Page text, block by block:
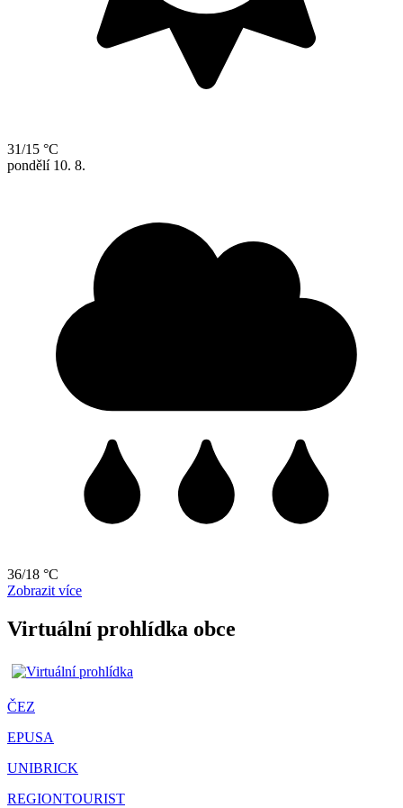
31/15 °C
pondělí 10. 8.
36/18 °C
Zobrazit více
Virtuální prohlídka obce
ČEZ
EPUSA
UNIBRICK
REGIONTOURIST